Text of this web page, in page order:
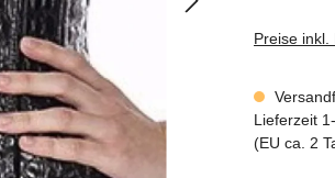
Preise inkl.
Lieferzeit
(EU ca. 2